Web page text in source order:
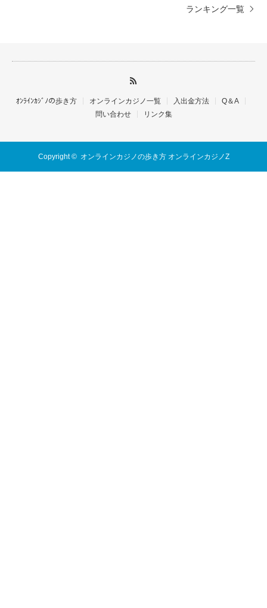
ランキング一覧
ｵﾝﾗｲﾝｶｼﾞﾉの歩き方 オンラインカジノ一覧 入出金方法
Q＆A
問い合わせ
リンク集
Copyright © オンラインカジノの歩き方 オンラインカジノZ